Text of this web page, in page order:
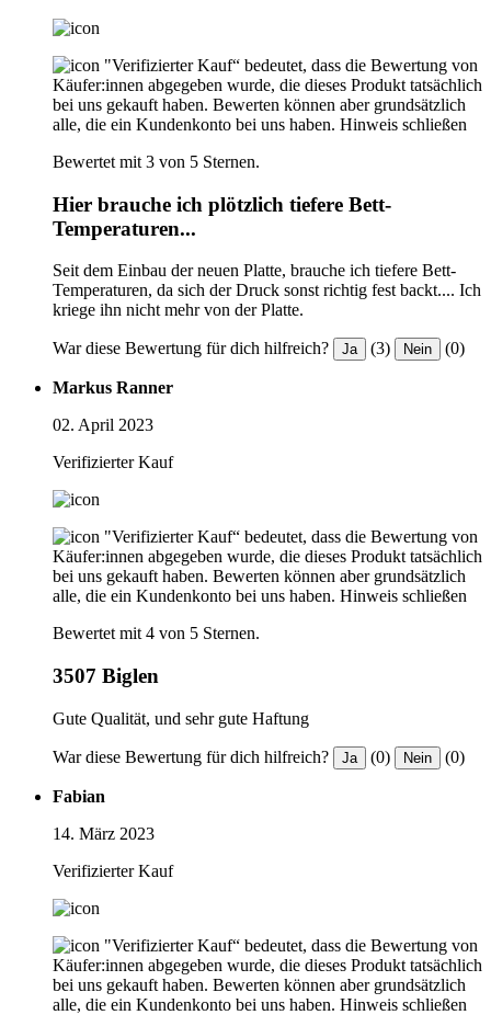
"Verifizierter Kauf“ bedeutet, dass die Bewertung von
Käufer:innen abgegeben wurde, die dieses Produkt tatsächlich
bei uns gekauft haben. Bewerten können aber grundsätzlich
alle, die ein Kundenkonto bei uns haben. Hinweis schließen
Bewertet mit 3 von 5 Sternen.
Hier brauche ich plötzlich tiefere Bett-
Temperaturen...
Seit dem Einbau der neuen Platte, brauche ich tiefere Bett-
Temperaturen, da sich der Druck sonst richtig fest backt.... Ich
kriege ihn nicht mehr von der Platte.
War diese Bewertung für dich hilfreich? Ja (3) Nein (0)
Markus Ranner
02. April 2023
Verifizierter Kauf
"Verifizierter Kauf“ bedeutet, dass die Bewertung von
Käufer:innen abgegeben wurde, die dieses Produkt tatsächlich
bei uns gekauft haben. Bewerten können aber grundsätzlich
alle, die ein Kundenkonto bei uns haben. Hinweis schließen
Bewertet mit 4 von 5 Sternen.
3507 Biglen
Gute Qualität, und sehr gute Haftung
War diese Bewertung für dich hilfreich? Ja (0) Nein (0)
Fabian
14. März 2023
Verifizierter Kauf
"Verifizierter Kauf“ bedeutet, dass die Bewertung von
Käufer:innen abgegeben wurde, die dieses Produkt tatsächlich
bei uns gekauft haben. Bewerten können aber grundsätzlich
alle, die ein Kundenkonto bei uns haben. Hinweis schließen